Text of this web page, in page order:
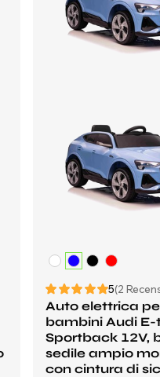
5(2
Auto elettrica
bambini Audi E-
Sportback 12V,
sedile ampio
con cintura di sic